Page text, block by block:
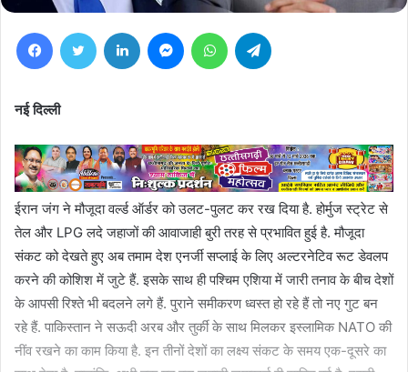
FacebookTwitter LinkedIn MessengerWhatsApp
नई दिल्ली
ईरान जंग ने मौजूदा वर्ल्‍ड ऑर्डर को उलट-पुलट कर रख दिया है. होर्मुज स्‍ट्रेट से
तेल और LPG लदे जहाजों की आवाजाही बुरी तरह से प्रभावित हुई है. मौजूदा
संकट को देखते हुए अब तमाम देश एनर्जी सप्‍लाई के लिए अल्‍टरनेटिव रूट डेवलप
करने की कोशिश में जुटे हैं. इसके साथ ही पश्चिम एशिया में जारी तनाव के बीच देशों
के आपसी रिश्‍ते भी बदलने लगे हैं. पुराने समीकरण ध्‍वस्‍त हो रहे हैं तो नए गुट बन
रहे हैं. पाकिस्‍तान ने सऊदी अरब और तुर्की के साथ मिलकर इस्‍लामिक NATO की
नींव रखने का काम किया है. इन तीनों देशों का लक्ष्‍य संकट के समय एक-दूसरे का